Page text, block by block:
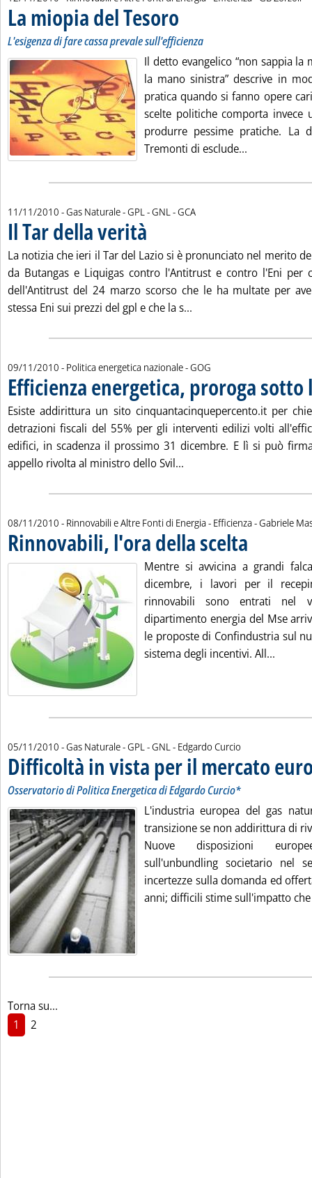
La miopia del Tesoro
L'esigenza di fare cassa prevale sull'efficienza
Il detto evangelico “non sappia la
la mano sinistra” descrive in
pratica quando si fanno opere
scelte politiche comporta invece
produrre pessime pratiche. La
Tremonti di esclude...
11/11/2010 - Gas Naturale - GPL - GNL -di:
GCA
Il Tar della verità
La notizia che ieri il Tar del Lazio si è pronunciato nel merito
da Butangas e Liquigas contro l'Antitrust e contro l'Eni per
dell'Antitrust del 24 marzo scorso che le ha multate per
stessa Eni sui prezzi del gpl e che la s...
09/11/2010 - Politica energetica nazionale -di:
GOG
Efficienza energetica, proroga sotto
Esiste addirittura un sito cinquantacinquepercento.it per
detrazioni fiscali del 55% per gli interventi edilizi volti
edifici, in scadenza il prossimo 31 dicembre. E lì si può
appello rivolta al ministro dello Svil...
08/11/2010 - Rinnovabili e Altre Fonti di Energia - Efficienza -di:
Gabriele
Rinnovabili, l'ora della scelta
Mentre si avvicina a grandi
dicembre, i lavori per il
rinnovabili sono entrati nel
dipartimento energia del Mse
le proposte di Confindustria sul
sistema degli incentivi. All...
05/11/2010 - Gas Naturale - GPL - GNL - di:
Edgardo Curcio
Difficoltà in vista per il mercato
Osservatorio di Politica Energetica di Edgardo Curcio*
L'industria europea del gas
transizione se non addirittura di
Nuove disposizioni
sull'unbundling societario nel
incertezze sulla domanda ed
anni; difficili stime sull'impatto
Torna su...
1
2